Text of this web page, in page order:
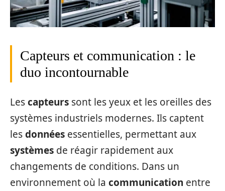
Capteurs et communication : le
duo incontournable
Lescapteurs sont les yeux et les oreilles des
systèmes industriels modernes. Ils captent
lesdonnées essentielles, permettant aux
systèmes de réagir rapidement aux
changements de conditions. Dans un
environnement où la communication entre